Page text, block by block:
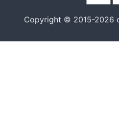
Copyright © 2015-2026